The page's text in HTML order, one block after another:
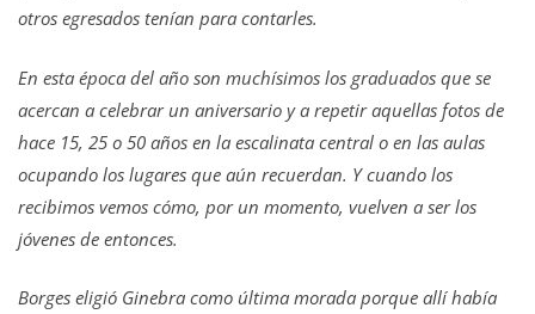
otros egresados tenían para contarles.
En esta época del año son muchísimos los graduados que se
acercan a celebrar un aniversario y a repetir aquellas fotos de
hace 15, 25 o 50 años en la escalinata central o en las aulas
ocupando los lugares que aún recuerdan. Y cuando los
recibimos vemos cómo, por un momento, vuelven a ser los
jóvenes de entonces.
Borges eligió Ginebra como última morada porque allí había